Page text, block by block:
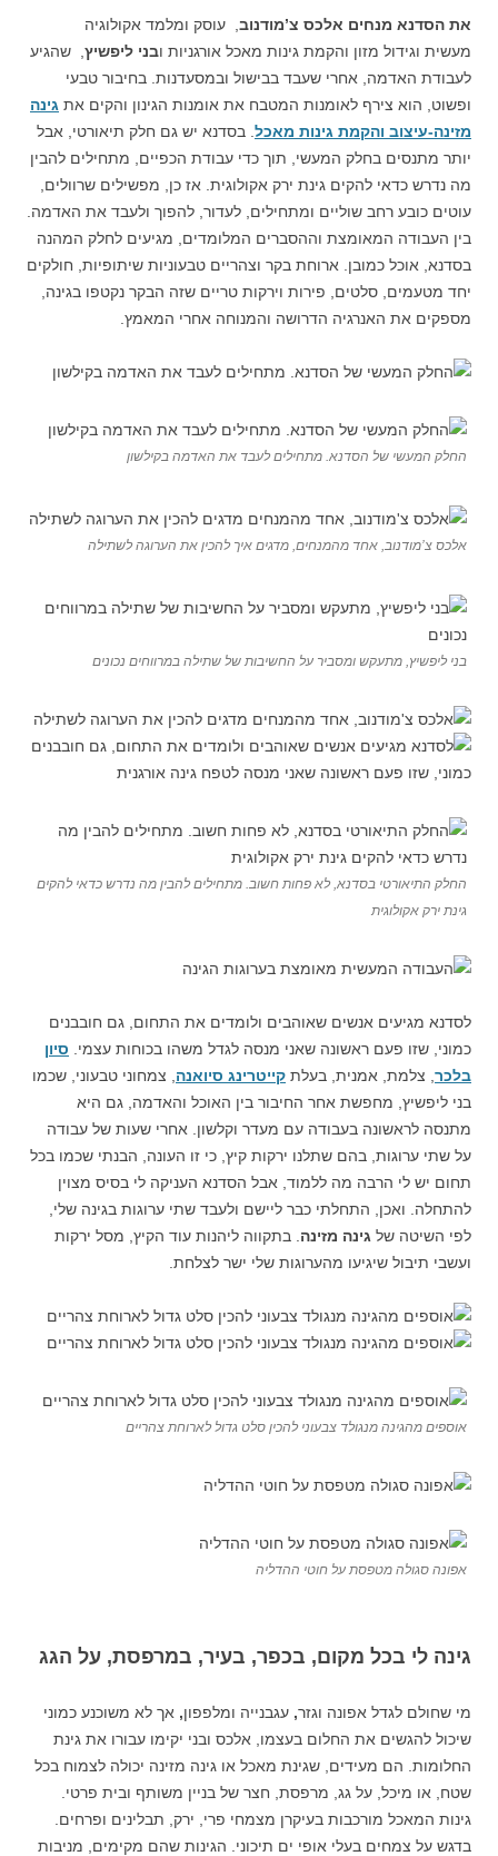
את הסדנא מנחים אלכס צ’מודנוב , עוסק ומלמד אקולוגיה
מעשית וגידול מזון והקמת גינות מאכל אורגניות ובני ליפשיץ , שהגיע
לעבודת האדמה, אחרי שעבד בבישול ובמסעדנות. בחיבור טבעי
ופשוט, הוא צירף לאומנות המטבח את אומנות הגינון והקים את גינה
מזינה-עיצוב והקמת גינות מאכל . בסדנא יש גם חלק תיאורטי, אבל
יותר מתנסים בחלק המעשי, תוך כדי עבודת הכפיים, מתחילים להבין
מה נדרש כדאי להקים גינת ירק אקולוגית. אז כן, מפשילים שרוולים,
עוטים כובע רחב שוליים ומתחילים, לעדור, להפוך ולעבד את האדמה.
בין העבודה המאומצת וההסברים המלומדים, מגיעים לחלק המהנה
בסדנא, אוכל כמובן. ארוחת בקר וצהריים טבעוניות שיתופיות, חולקים
יחד מטעמים, סלטים, פירות וירקות טריים שזה הבקר נקטפו בגינה,
מספקים את האנרגיה הדרושה והמנוחה אחרי המאמץ.
החלק המעשי של הסדנא. מתחילים לעבד את האדמה בקילשון
אלכס צ’מודנוב, אחד מהמנחים, מדגים איך להכין את הערוגה לשתילה
בני ליפשיץ, מתעקש ומסביר על החשיבות של שתילה במרווחים נכונים
החלק התיאורטי בסדנא, לא פחות חשוב. מתחילים להבין מה נדרש כדאי להקים
גינת ירק אקולוגית
לסדנא מגיעים אנשים שאוהבים ולומדים את התחום, גם חובבנים
כמוני, שזו פעם ראשונה שאני מנסה לגדל משהו בכוחות עצמי. סיון
בלכר , צלמת, אמנית, בעלת קייטרינג סיואנה , צמחוני טבעוני, שכמו
בני ליפשיץ, מחפשת אחר החיבור בין האוכל והאדמה, גם היא
מתנסה לראשונה בעבודה עם מעדר וקלשון. אחרי שעות של עבודה
על שתי ערוגות, בהם שתלנו ירקות קיץ, כי זו העונה, הבנתי שכמו בכל
תחום יש לי הרבה מה ללמוד, אבל הסדנא העניקה לי בסיס מצוין
להתחלה. ואכן, התחלתי כבר ליישם ולעבד שתי ערוגות בגינה שלי,
לפי השיטה של גינה מזינה . בתקווה ליהנות עוד הקיץ, מסל ירקות
ועשבי תיבול שיגיעו מהערוגות שלי ישר לצלחת.
אוספים מהגינה מנגולד צבעוני להכין סלט גדול לארוחת צהריים
אפונה סגולה מטפסת על חוטי ההדליה
גינה לי בכל מקום, בכפר, בעיר, במרפסת, על הגג
מי שחולם לגדל אפונה וגזר, עגבנייה ומלפפון, אך לא משוכנע כמוני
שיכול להגשים את החלום בעצמו, אלכס ובני יקימו עבורו את גינת
החלומות. הם מעידים, שגינת מאכל או גינה מזינה יכולה לצמוח בכל
שטח, או מיכל, על גג, מרפסת, חצר של בניין משותף ובית פרטי.
גינות המאכל מורכבות בעיקרן מצמחי פרי, ירק, תבלינים ופרחים.
בדגש על צמחים בעלי אופי ים תיכוני. הגינות שהם מקימים, מניבות